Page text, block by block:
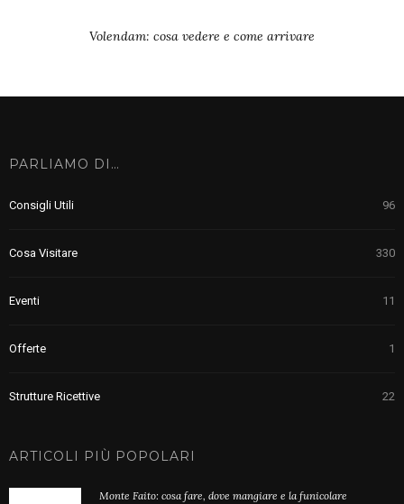
Volendam: cosa vedere e come arrivare
PARLIAMO DI…
Consigli Utili 96
Cosa Visitare 330
Eventi 11
Offerte 1
Strutture Ricettive 22
ARTICOLI PIÙ POPOLARI
Monte Faito: cosa fare, dove mangiare e la funicolare